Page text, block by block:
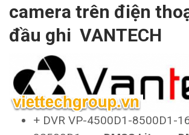
camera trên điện
đầu ghi VANTECH
+ DVR VP-4500D1-8500D1-